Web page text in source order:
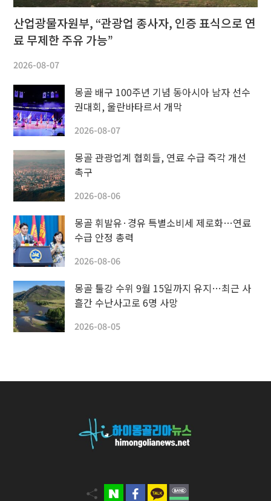
산업광물자원부, “관광업 종사자, 인증 표식으로 연
료 무제한 주유 가능”
2026-08-07
몽골 배구 100주년 기념 동아시아 남자 선수
권대회, 울란바타르서 개막
2026-08-07
몽골 관광업계 협회들, 연료 수급 즉각 개선
촉구
2026-08-06
몽골 휘발유·경유 특별소비세 제로화…연료
수급 안정 총력
2026-08-06
몽골 툴강 수위 9월 15일까지 유지…최근 사
흘간 수난사고로 6명 사망
2026-08-05